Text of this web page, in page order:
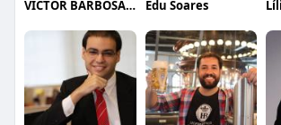
VICTOR BARBOSA QUARANTA Edu Soares